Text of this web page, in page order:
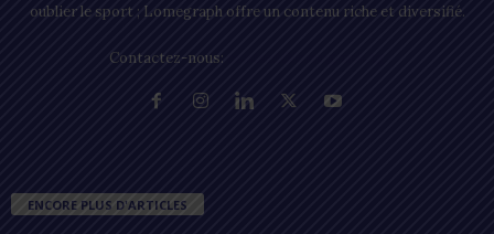
oublier le sport ; Lomegraph offre un contenu riche et diversifié.
Contactez-nous:
ENCORE PLUS D'ARTICLES